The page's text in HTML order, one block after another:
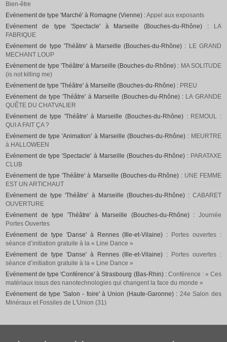
Bien-être
Evénement de type 'Marché' à Romagne (Vienne) :Appel aux exposants
Evénement de type 'Spectacle' à Marseille (Bouches-du-Rhône) :
LA
FABRIQUE
Evénement de type 'Théâtre' à Marseille (Bouches-du-Rhône) : LE GRAND
MECHANT LOUP
Evénement de type 'Théâtre' à Marseille (Bouches-du-Rhône) : MA SOLITUDE
(is not killing me)
Evénement de type 'Théâtre' à Marseille (Bouches-du-Rhône) : PREU
Evénement de type 'Théâtre' à Marseille (Bouches-du-Rhône) : LA GRANDE
QUÊTE DU CHATVALIER
Evénement de type 'Théâtre' à Marseille (Bouches-du-Rhône) : REMOUL :
QUI A FAIT ÇA ?
Evénement de type 'Animation' à Marseille (Bouches-du-Rhône) : MEURTRE
à HALLOWEEN
Evénement de type 'Spectacle' à Marseille (Bouches-du-Rhône) : PARATAXE
CLUB
Evénement de type 'Théâtre' à Marseille (Bouches-du-Rhône) : UNE FEMME
EST UN ARTICHAUT
Evénement de type 'Théâtre' à Marseille (Bouches-du-Rhône) : CABARET
OUVERTURE
Evénement de type 'Théâtre' à Marseille (Bouches-du-Rhône) : Journée
Portes Ouvertes
Evénement de type 'Danse' à Rennes (Ille-et-Vilaine) :
Portes ouvertes :
séance d’initiation gratuite à la « Line Dance »
Evénement de type 'Danse' à Rennes (Ille-et-Vilaine) :
Portes ouvertes :
séance d’initiation gratuite à la « Line Dance »
Evénement de type 'Conférence' à Strasbourg (Bas-Rhin) : Conférence : « Ces
matériaux issus des nanotechnologies qui changent la face du monde »
Evénement de type 'Salon - foire' à Union (Haute-Garonne) : 24e Salon des
Minéraux et Fossiles de L'Union (31)